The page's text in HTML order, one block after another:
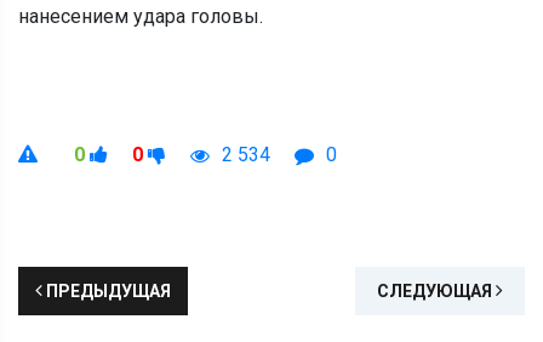
нанесением удара головы.
0 0 2 534 0
ПРЕДЫДУЩАЯ СЛЕДУЮЩАЯ